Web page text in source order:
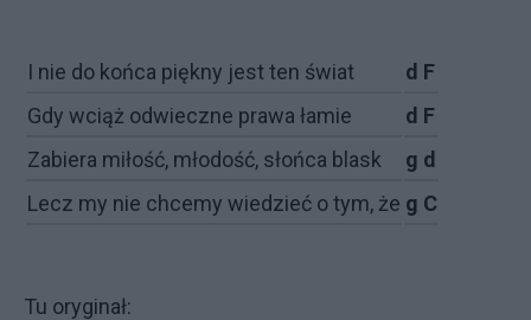
I nie do koń­ca pięk­ny je­st ten świat
d F
Gdy wciąż od­wiecz­ne pra­wa ła­mie
d F
Za­bie­ra mi­ło­ść, mło­do­ść, słoń­ca bla­sk
g d
Le­cz my nie chce­my wie­dzieć o tym, że g C
Tu oryginał: